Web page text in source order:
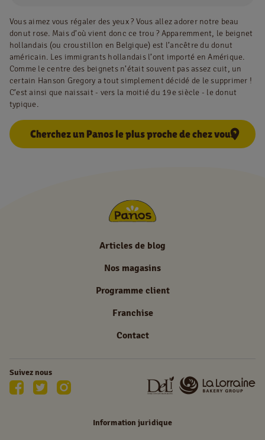
Cookie policy
Vous aimez vous régaler des yeux ? Vous allez adorer notre beau
donut rose. Mais d’où vient donc ce trou ? Apparemment, le beignet
hollandais (ou croustillon en Belgique) est l’ancêtre du donut
américain. Les immigrants hollandais l’ont importé en Amérique.
Comme le centre des beignets n’était souvent pas assez cuit, un
certain Hanson Gregory a tout simplement décidé de le supprimer !
C’est ainsi que naissait - vers la moitié du 19e siècle - le donut
typique.
Cherchez un Panos le plus proche de chez vous
Suivez nous
Articles de blog
Nos magasins
Programme client
Franchise
Contact
Information juridique